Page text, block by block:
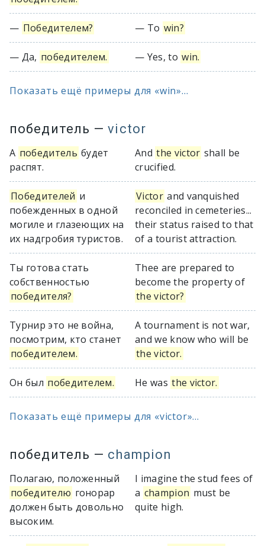
— Победителем? — To win?
— Да, победителем. — Yes, to win.
Показать ещё примеры для «win»...
победитель —victor
А победитель будет
распят.
And the victor shall be
crucified.
Победителей и
побежденных в одной
могиле и глазеющих на
их надгробия туристов.
Victor and vanquished
reconciled in cemeteries...
their status raised to that
of a tourist attraction.
Ты готова стать
собственностью
победителя?
Thee are prepared to
become the property of
the victor?
Турнир это не война,
посмотрим, кто станет
победителем.
A tournament is not war,
and we know who will be
the victor.
Он был победителем. He was the victor.
Показать ещё примеры для «victor»...
победитель — champion
Полагаю, положенный
победителю гонорар
должен быть довольно
высоким.
I imagine the stud fees of
a champion must be
quite high.